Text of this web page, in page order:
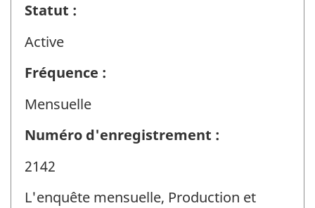
Statut :
Active
Fréquence :
Mensuelle
Numéro d'enregistrement :
2142
L'enquête mensuelle, Production et